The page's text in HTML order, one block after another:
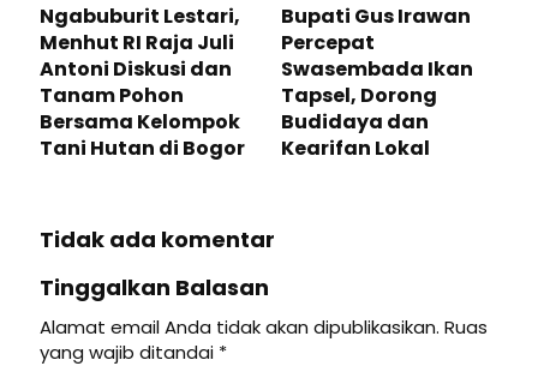
Ngabuburit Lestari,
Menhut RI Raja Juli
Antoni Diskusi dan
Tanam Pohon
Bersama Kelompok
Tani Hutan di Bogor
Bupati Gus Irawan
Percepat
Swasembada Ikan
Tapsel, Dorong
Budidaya dan
Kearifan Lokal
Tidak ada komentar
Tinggalkan Balasan
Alamat email Anda tidak akan dipublikasikan. Ruas
yang wajib ditandai *